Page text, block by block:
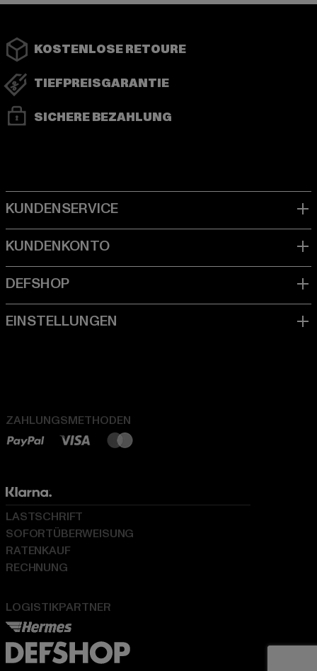
KOSTENLOSE RETOURE
TIEFPREISGARANTIE
SICHERE BEZAHLUNG
ZAHLUNGSMETHODEN
LOGISTIKPARTNER
LASTSCHRIFT
SOFORTÜBERWEISUNG
RATENKAUF
RECHNUNG